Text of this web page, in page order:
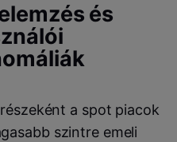
és
a spot piacok
szintre emeli